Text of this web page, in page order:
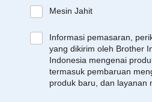
Mesin Jahit
Informasi pemasaran,
yang dikirim oleh Brother
Indonesia mengenai
termasuk pembaruan
produk baru, dan layanan